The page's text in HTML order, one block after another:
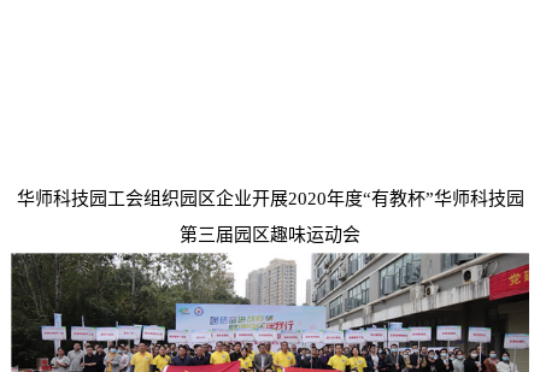
华师科技园工会组织园区企业开展2020年度“有教杯”华师科技园
第三届园区趣味运动会